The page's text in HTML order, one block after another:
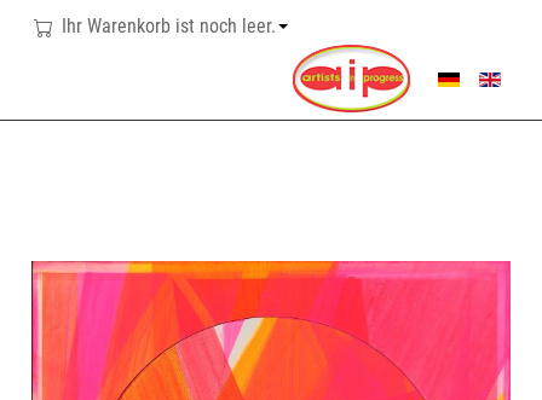
Ihr Warenkorb ist noch leer.
SPRACHE